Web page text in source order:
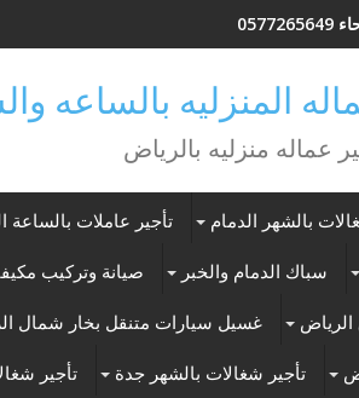
عماله منزليه بالرياض
بالشهر الدمام تأجير عاملات بالساعة
سباك الدمام والخبر صيانة وتركيب
غسيل سيارات متنقل بخار شمال
تأجير شغالات بالشهر جدة تأجير